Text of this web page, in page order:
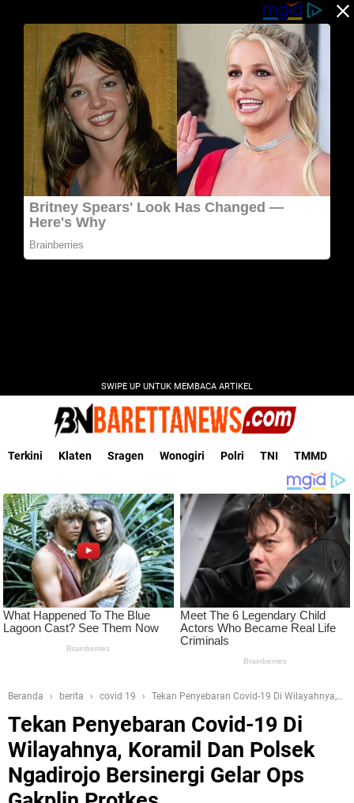
SWIPE UP UNTUK MEMBACA ARTIKEL
Terkini Klaten Sragen Wonogiri Polri TNI TMMD
Beranda berita covid 19
Tekan Penyebaran Covid-19 Di Wilayahnya,
Tekan Penyebaran Covid-19 Di
Wilayahnya, Koramil Dan Polsek
Ngadirojo Bersinergi Gelar Ops